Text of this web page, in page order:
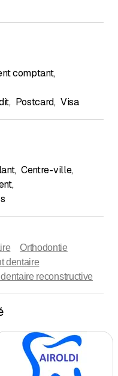
comptant,
, Postcard, Visa
, Centre-ville,
,
Orthodontie
dentaire
reconstructive